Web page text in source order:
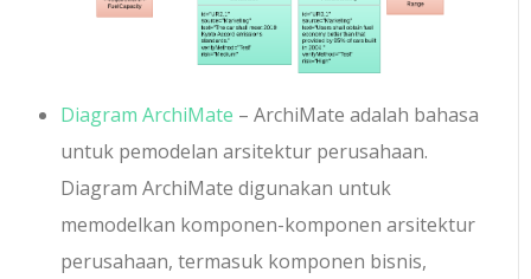
Diagram ArchiMate – ArchiMate adalah bahasa
untuk pemodelan arsitektur perusahaan.
Diagram ArchiMate digunakan untuk
memodelkan komponen-komponen arsitektur
perusahaan, termasuk komponen bisnis,